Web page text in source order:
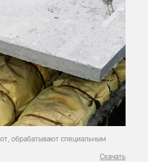
обрабатывают специальным
Скачать